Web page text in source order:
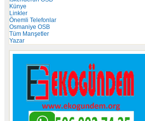
Künye
Linkler
Önemli Telefonlar
Osmaniye OSB
Tüm Manşetler
Yazar